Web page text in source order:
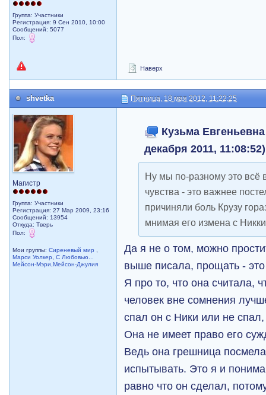
Группа: Участники
Регистрация: 9 Сен 2010, 10:00
Сообщений: 5077
Пол:
Наверх
shvetka Пятница, 18 мая 2012, 11:22:25
Магистр
Группа: Участники
Регистрация: 27 Мар 2009, 23:16
Сообщений: 13954
Откуда: Тверь
Пол:
Мои группы:Сиреневый мир
Марси Уолкер
,С Любовью...
Мейсон-Мэри,Мейсон-Джулия
Кузьма
декабря 2011,
Ну мы по-разному это всё
чувства - это важнее
причиняли боль Крузу
мнимая его измена с
Да я не о том, можно
выше писала, прощать -
Я про то, что она считала,
человек вне сомнения
спал он с Ники или не
Она не имеет право его
Ведь она грешница
испытывать. Это я и
равно что он сделал,